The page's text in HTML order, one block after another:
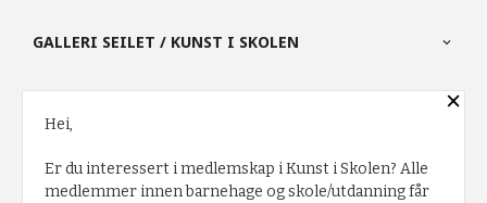
GALLERI SEILET / KUNST I SKOLEN
PARTNERE
FRAKT KJØPSBETINGELSER SIKKERHET OG PERSONVERN
×
Hei,
Er du interessert i medlemskap i Kunst i Skolen? Alle
medlemmer innen barnehage og skole/utdanning får